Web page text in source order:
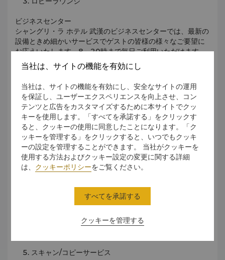
ビジネスセンター
シャングリ・ラ ホテル 武漢のビジネスセンターでは、最新の
設備ときめ細かいサービスでゲストの皆様の様々なご要望に
お応えいたします。8～20時まで毎日ご利用いただけます。
施設
会議室・重役用会議室
電話会議設備
ビデオ会議設備
サービス
ファイリングサービス
スキャン/コピーサービス
当社は、サイトの機能を有効にし
当社は、サイトの機能を有効にし、安全なサイトの運用
を保証し、ユーザーエクスペリエンスを向上させ、コン
テンツと広告をカスタマイズするために本サイトでクッ
キーを使用します。「すべてを承諾する」をクリックす
ると、クッキーの使用に同意したことになります。「ク
ッキーを管理する」をクリックすると、いつでもクッキ
ーの設定を管理することができます。 当社がクッキーを
使用する方法およびクッキー設定の変更に関する詳細
は、 クッキーポリシーをご覧ください。
クッキーを管理する
すべてを承諾する